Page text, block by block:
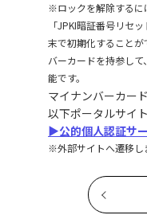
※ロックを解除するに
「JPKI暗証番号リセ
末で初期化すること
バーカードを持参し
能です。
マイナンバーカー
以下ポータルサイ
▶公的個人認証サ
※外部サイトへ遷移し